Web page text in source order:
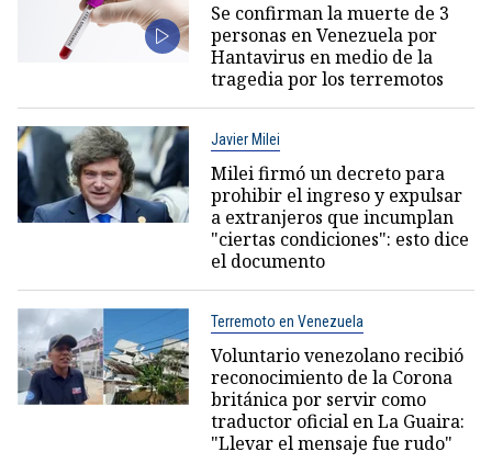
Se confirman la muerte de 3
personas en Venezuela por
Hantavirus en medio de la
tragedia por los terremotos
Javier Milei
Milei firmó un decreto para
prohibir el ingreso y expulsar
a extranjeros que incumplan
"ciertas condiciones": esto dice
el documento
Terremoto en Venezuela
Voluntario venezolano recibió
reconocimiento de la Corona
británica por servir como
traductor oficial en La Guaira:
"Llevar el mensaje fue rudo"